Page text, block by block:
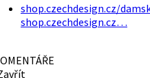
shop.czechdesign.cz/
shop.czechdesign.cz…